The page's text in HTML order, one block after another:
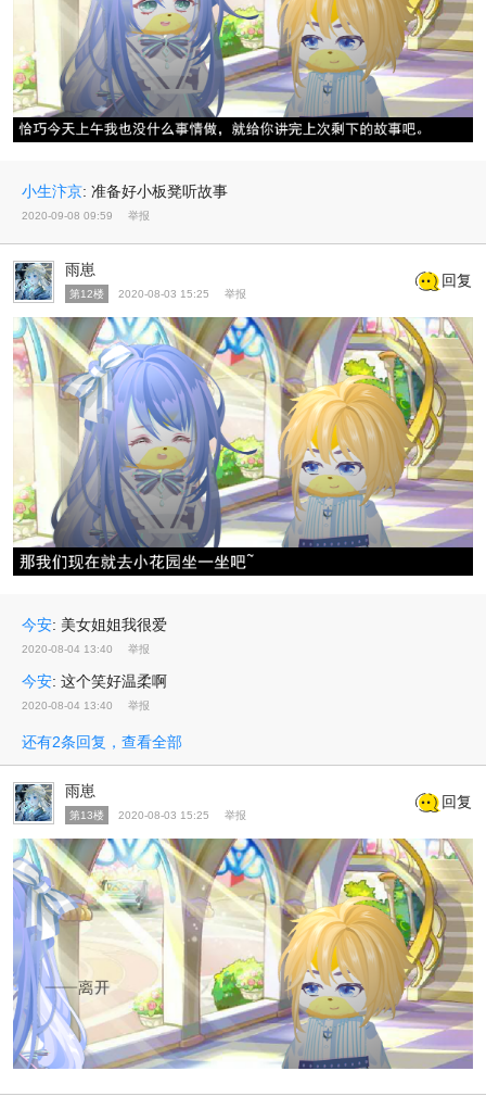
小生汴京: 准备好小板凳听故事
2020-09-08 09:59 举报
雨崽
第12楼 2020-08-03 15:25 举报
回复
今安: 美女姐姐我很爱
2020-08-04 13:40 举报
今安: 这个笑好温柔啊
2020-08-04 13:40 举报
还有2条回复，查看全部
雨崽
第13楼 2020-08-03 15:25 举报
回复